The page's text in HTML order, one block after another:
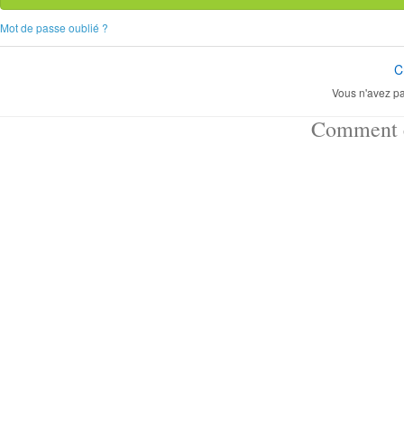
Mot de passe oublié ?
Vous n'avez
Comment